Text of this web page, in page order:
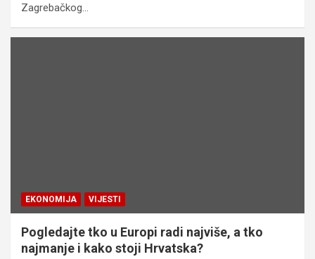
Zagrebačkog…
EKONOMIJA VIJESTI
Pogledajte tko u Europi radi najviše, a tko
najmanje i kako stoji Hrvatska?